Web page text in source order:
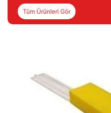
Tüm Ürünleri Gör